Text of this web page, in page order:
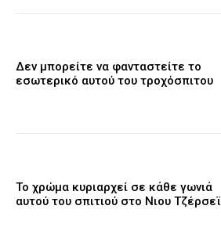
Δεν μπορείτε να φανταστείτε το
εσωτερικό αυτού του τροχόσπιτου
Το χρώμα κυριαρχεί σε κάθε γωνιά
αυτού του σπιτιού στο Νιου Τζέρσεϊ